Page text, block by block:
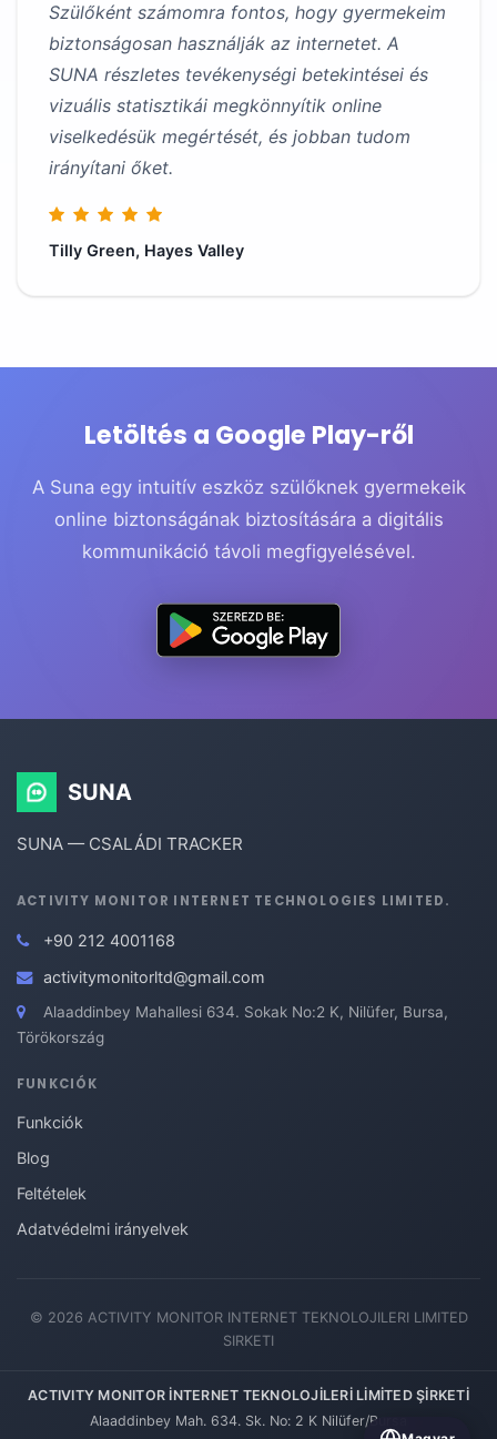
Szülőként számomra fontos, hogy gyermekeim
biztonságosan használják az internetet. A
SUNA részletes tevékenységi betekintései és
vizuális statisztikái megkönnyítik online
viselkedésük megértését, és jobban tudom
irányítani őket.
Tilly Green, Hayes Valley
Letöltés a Google Play-ről
A Suna egy intuitív eszköz szülőknek gyermekeik
online biztonságának biztosítására a digitális
kommunikáció távoli megfigyelésével.
SUNA
SUNA — CSALÁDI TRACKER
ACTIVITY MONITOR INTERNET TECHNOLOGIES LIMITED.
+90 212 4001168
activitymonitorltd@gmail.com
Alaaddinbey Mahallesi 634. Sokak No:2 K, Nilüfer, Bursa,
Törökország
FUNKCIÓK
Funkciók
Blog
Feltételek
Adatvédelmi irányelvek
© 2026 ACTIVITY MONITOR INTERNET TEKNOLOJILERI LIMITED
SIRKETI
ACTIVITY MONITOR İNTERNET TEKNOLOJİLERİ LİMİTED ŞİRKETİ
Alaaddinbey Mah. 634. Sk. No: 2 K Nilüfer/Bursa